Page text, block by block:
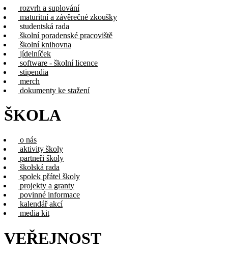
rozvrh a suplování
maturitní a závěrečné zkoušky
studentská rada
školní poradenské pracoviště
školní knihovna
jídelníček
software - školní licence
stipendia
merch
dokumenty ke stažení
ŠKOLA
o nás
aktivity školy
partneři školy
školská rada
spolek přátel školy
projekty a granty
povinné informace
kalendář akcí
media kit
VEŘEJNOST